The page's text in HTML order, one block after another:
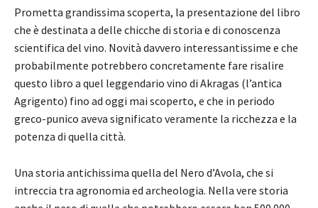
Prometta grandissima scoperta, la presentazione del libro
che è destinata a delle chicche di storia e di conoscenza
scientifica del vino. Novità davvero interessantissime e che
probabilmente potrebbero concretamente fare risalire
questo libro a quel leggendario vino di Akragas (l’antica
Agrigento) fino ad oggi mai scoperto, e che in periodo
greco-punico aveva significato veramente la ricchezza e la
potenza di quella città.
Una storia antichissima quella del Nero d’Avola, che si
intreccia tra agronomia ed archeologia. Nella vere storia